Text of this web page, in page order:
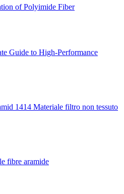
of Polyimide Fiber
Guide to High-Performance
1414 Materiale filtro non tessuto
fibre aramide